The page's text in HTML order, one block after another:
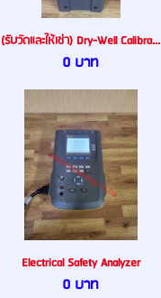
(รับวัดและให้เช่า) Dry-Well Calibra...
0 บาท
Electrical Safety Analyzer
0 บาท